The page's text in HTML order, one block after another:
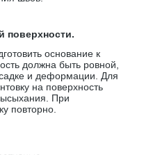
поверхности.
основание к
должна быть ровной,
и деформации. Для
на поверхность
При
повторно.